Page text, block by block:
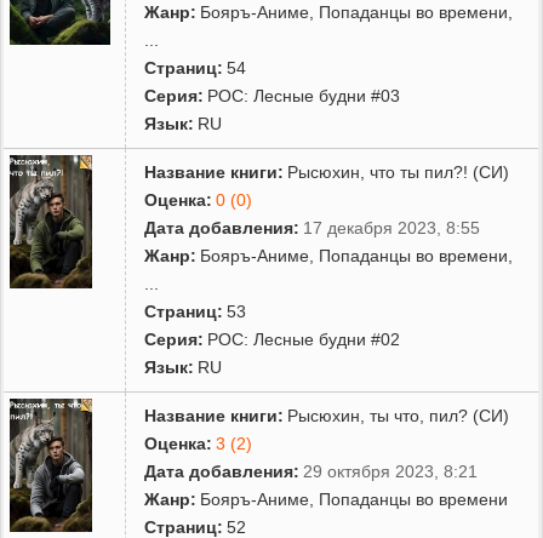
Жанр: Бояръ-Аниме Попаданцы во времени
Страниц: 54
Серия: РОС: Лесные будни #03
Язык: RU
Название книги: Рысюхин, что ты пил?! (СИ)
Оценка: 0 (0)
Дата добавления: 17 декабря 2023, 8:55
Жанр: Бояръ-Аниме Попаданцы во времени
Страниц: 53
Серия: РОС: Лесные будни #02
Язык: RU
Название книги: Рысюхин, ты что, пил? (СИ)
Оценка: 3 (2)
Дата добавления: 29 октября 2023, 8:21
Жанр: Бояръ-Аниме Попаданцы во времени
Страниц: 52